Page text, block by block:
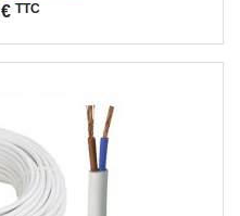
TTC